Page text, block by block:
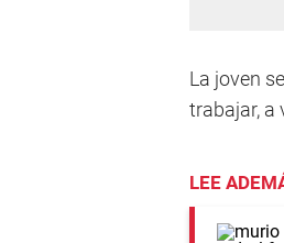
La joven
trabajar, a
LEE